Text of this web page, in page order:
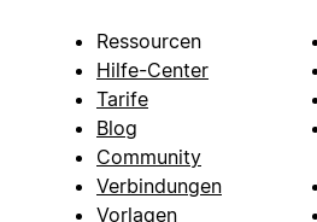
Ressourcen
Hilfe-Center
Tarife
Blog
Community
Verbindungen
Vorlagen